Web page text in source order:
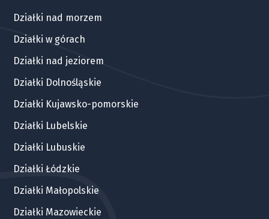
Działki nad morzem
Działki w górach
Działki nad jeziorem
Działki Dolnośląskie
Działki Kujawsko-pomorskie
Działki Lubelskie
Działki Lubuskie
Działki Łódzkie
Działki Małopolskie
Działki Mazowieckie